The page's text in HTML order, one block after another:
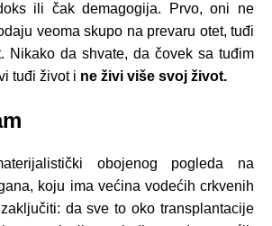
ili čak demagogija. Prvo, oni ne
veoma skupo na prevaru otet, tuđi
Nikako da shvate, da čovek sa tuđim
tuđi život i ne živi više svoj život.
obojenog pogleda na
koju ima većina vodećih crkvenih
zaključiti: da sve to oko transplantacije